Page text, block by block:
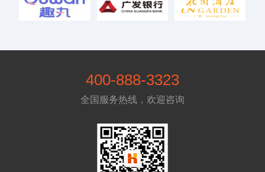
400-888-3323
全国服务热线，欢迎咨询